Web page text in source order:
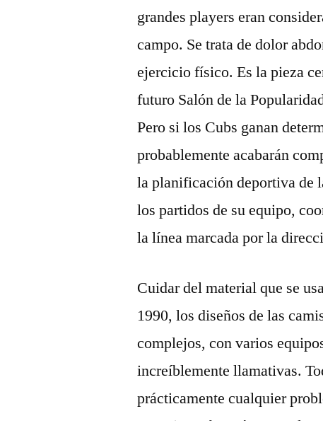
grandes players eran
campo. Se trata de dolor
ejercicio físico. Es la pieza
futuro Salón de la
Pero si los Cubs ganan
probablemente acabarán
la planificación deportiva de
los partidos de su equipo,
la línea marcada por la
Cuidar del material que se
1990, los diseños de las
complejos, con varios
increíblemente llamativas.
prácticamente cualquier